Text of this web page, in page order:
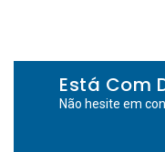
Está Com
Não hesite em